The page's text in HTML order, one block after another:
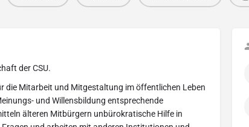
der CSU.
die Mitarbeit und Mitgestaltung im öffentlichen Leben
und Willensbildung entsprechende
älteren Mitbürgern unbürokratische Hilfe in